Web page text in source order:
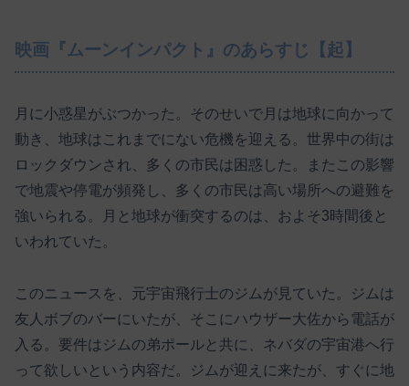
映画『ムーンインパクト』のあらすじ【起】
月に小惑星がぶつかった。そのせいで月は地球に向かって
動き、地球はこれまでにない危機を迎える。世界中の街は
ロックダウンされ、多くの市民は困惑した。またこの影響
で地震や停電が頻発し、多くの市民は高い場所への避難を
強いられる。月と地球が衝突するのは、およそ3時間後と
いわれていた。
このニュースを、元宇宙飛行士のジムが見ていた。ジムは
友人ボブのバーにいたが、そこにハウザー大佐から電話が
入る。要件はジムの弟ポールと共に、ネバダの宇宙港へ行
って欲しいという内容だ。ジムが迎えに来たが、すぐに地